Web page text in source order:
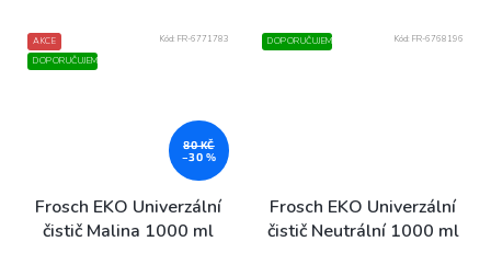
AKCE
DOPORUČUJEME
80 KČ
–30 %
Frosch EKO Univerzální
čistič Malina 1000 ml
Kód: FR-6771783 DOPORUČUJEME
Frosch EKO Univerzální
čistič Neutrální 1000 ml
Kód: FR-6768196